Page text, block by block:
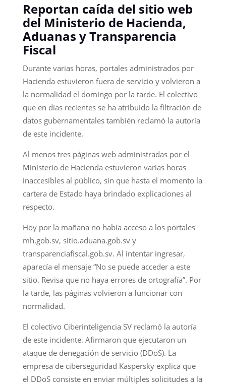
Reportan caída del sitio web
del Ministerio de Hacienda,
Aduanas y Transparencia
Fiscal
Durante varias horas, portales administrados por
Hacienda estuvieron fuera de servicio y volvieron a
la normalidad el domingo por la tarde. El colectivo
que en días recientes se ha atribuido la filtración de
datos gubernamentales también reclamó la autoría
de este incidente.
Al menos tres páginas web administradas por el
Ministerio de Hacienda estuvieron varias horas
inaccesibles al público, sin que hasta el momento la
cartera de Estado haya brindado explicaciones al
respecto.
Hoy por la mañana no había acceso a los portales
mh.gob.sv, sitio.aduana.gob.sv y
transparenciafiscal.gob.sv. Al intentar ingresar,
aparecía el mensaje “No se puede acceder a este
sitio. Revisa que no haya errores de ortografía”. Por
la tarde, las páginas volvieron a funcionar con
normalidad.
El colectivo Ciberinteligencia SV reclamó la autoría
de este incidente. Afirmaron que ejecutaron un
ataque de denegación de servicio (DDoS). La
empresa de ciberseguridad Kaspersky explica que
el DDoS consiste en enviar múltiples solicitudes a la